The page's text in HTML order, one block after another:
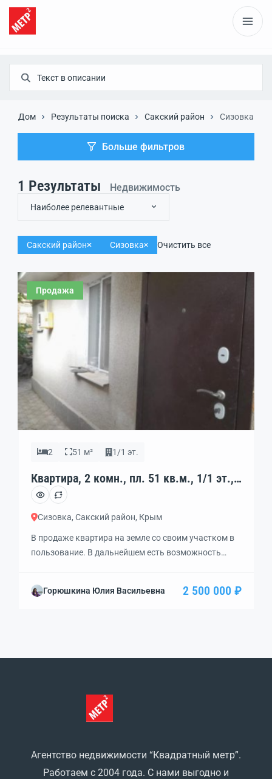
Дом Результаты поиска Сакский район Сизовка
Больше фильтров
1 Результаты Недвижимость
Наиболее релевантные
Сакский район Сизовка Очистить все
Продажа
2 51 м² 1/1 эт.
Квартира, 2 комн., пл. 51 кв.м., 1/1 эт.,
код: 459006
Сизовка, Сакский район, Крым
В продаже квартира на земле со своим участком в
пользование. В дальнейшем есть возможность
электричество, водопровод. Дополнительно есть
Горюшкина Юлия Васильевна 2 500 000 ₽
Агентство недвижимости “Квадратный метр”.
Работаем с 2004 года. С нами выгодно и